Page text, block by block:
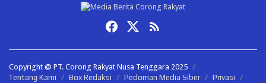
Copyright @ PT. Corong Rakyat Nusa Tenggara 2025
Tentang Kami
Box Redaksi Pedoman Media Siber Privasi